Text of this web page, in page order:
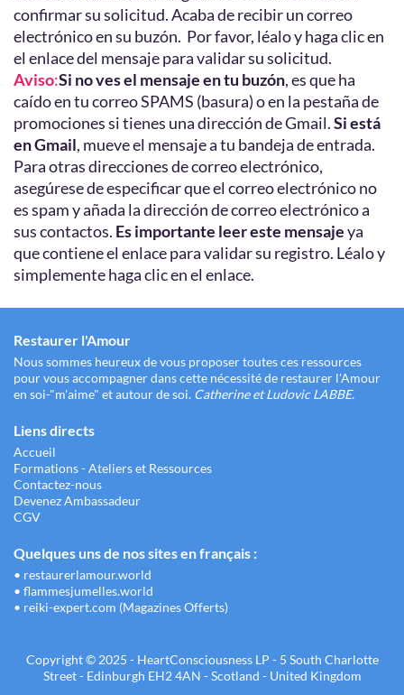
confirmar su solicitud. Acaba de recibir un correo
electrónico en su buzón. Por favor, léalo y haga clic en
el enlace del mensaje para validar su solicitud.
Aviso:Si no ves el mensaje en tu buzón, es que ha
caído en tu correo SPAMS (basura) o en la pestaña de
promociones si tienes una dirección de Gmail.Si está
en Gmail, mueve el mensaje a tu bandeja de entrada.
Para otras direcciones de correo electrónico,
asegúrese de especificar que el correo electrónico no
es spam y añada la dirección de correo electrónico a
sus contactos. Es importante leer este mensajeya
que contiene el enlace para validar su registro. Léalo y
simplemente haga clic en el enlace.
Restaurer l'Amour
Nous sommes heureux de vous proposer toutes ces ressources
pour vous accompagner dans cette nécessité de restaurer l'Amour
en soi-"m'aime" et autour de soi. Catherine et Ludovic LABBE.
Liens directs
Accueil
Formations - Ateliers et Ressources
Contactez-nous
Devenez Ambassadeur
CGV
Quelques uns de nos sites en français :
• restaurerlamour.world
• flammesjumelles.world
• reiki-expert.com (Magazines Offerts)
Copyright © 2025 - HeartConsciousness LP - 5 South Charlotte
Street - Edinburgh EH2 4AN - Scotland - United Kingdom